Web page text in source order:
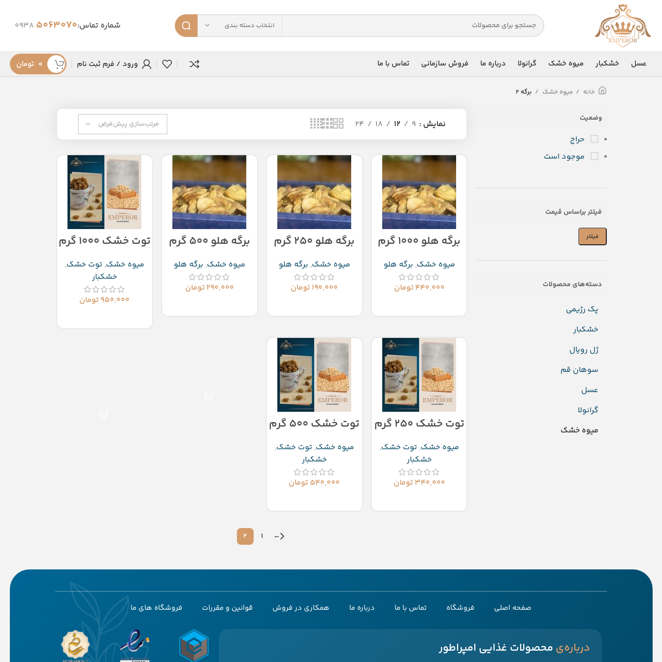
انتخاب دسته بندی شماره تماس:5063070
0938
عسل خشکبار میوه خشک گرانولا درباره ما فروش سازمانی تماس با ما ورود / فرم ثبت نام ۰ تومان
خانه میوه خشک برگه 2
وضعیت
حراج
موجود است
فیلتر براساس قیمت
فیلتر
دسته‌های محصولات
پک رژیمی
خشکبار
ژل رویال
سوهان قم
عسل
گرانولا
میوه خشک
نمایش 9
12
18
24
برگه هلو ۱۰۰۰ گرم
میوه خشک, برگه هلو
۴۴۰,۰۰۰ تومان
برگه هلو ۲۵۰ گرم
میوه خشک, برگه هلو
۱۹۰,۰۰۰ تومان
برگه هلو ۵۰۰ گرم
میوه خشک, برگه هلو
۲۹۰,۰۰۰ تومان
توت خشک ۱۰۰۰ گرم
میوه خشک, توت خشک,
خشکبار
۹۵۰,۰۰۰ تومان
توت خشک ۲۵۰ گرم
میوه خشک, توت خشک,
خشکبار
۳۴۰,۰۰۰ تومان
توت خشک ۵۰۰ گرم
میوه خشک, توت خشک,
خشکبار
۵۴۰,۰۰۰ تومان
←
1
2
صفحه اصلی فروشگاه تماس با ما درباره ما همکاری در فروش قوانین و مقررات فروشگاه های ما
‌درباره‌ی محصولات غذایی امپراطور